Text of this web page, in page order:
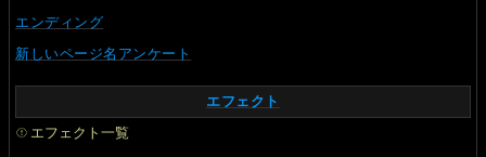
エンディング
新しいページ名アンケート
エフェクト
エフェクト一覧